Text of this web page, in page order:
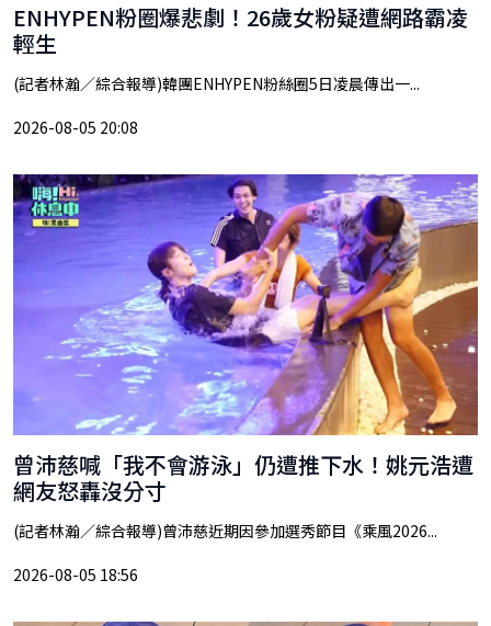
ENHYPEN粉圈爆悲劇！26歲女粉疑遭網路霸凌
輕生
(記者林瀚／綜合報導)韓團ENHYPEN粉絲圈5日凌晨傳出一...
2026-08-05 20:08
曾沛慈喊「我不會游泳」仍遭推下水！姚元浩遭
網友怒轟沒分寸
(記者林瀚／綜合報導)曾沛慈近期因參加選秀節目《乘風2026...
2026-08-05 18:56